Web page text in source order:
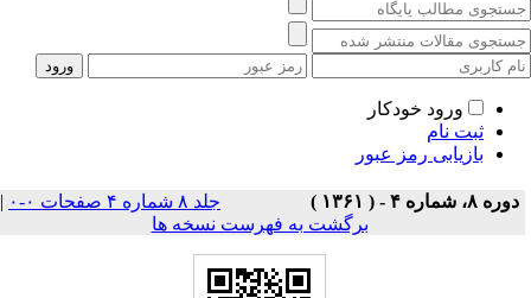
ورود خودکار
ثبت نام
بازیابی رمز عبور
دوره ۸، شماره ۴ - ( ۱۳۶۱ ) جلد ۸ شماره ۴ صفحات ۰-۰
|
برگشت به فهرست نسخه ها